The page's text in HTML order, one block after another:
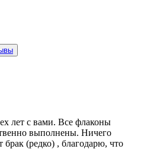
лет с вами. Все флаконы
выполнены. Ничего
брак (редко) , благодарю, что